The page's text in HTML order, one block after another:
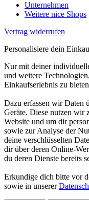
Unternehmen
Weitere nice Shops
Vertrag widerrufen
Personalisiere dein
Nur mit deiner
und weitere
Einkaufserlebnis zu
Dazu erfassen wir Daten
Geräte. Diese nutzen wir
Website und um dir
sowie zur Analyse der
deine verschlüsselten
dir über deren Online-
du deren Dienste bereits
Erkundige dich bitte vor
sowie in unserer